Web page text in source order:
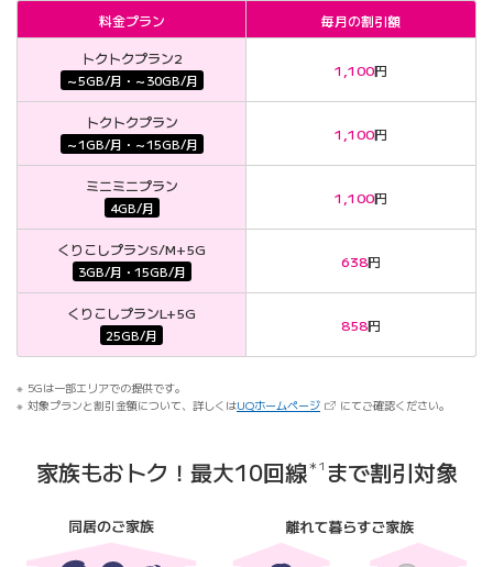
料金プラン
毎月の割引額
トクトクプラン2
～5GB/月・～30GB/月
1,100円
トクトクプラン
～1GB/月・～15GB/月
1,100円
ミニミニプラン
4GB/月
1,100円
くりこしプランS/M+5G
3GB/月・15GB/月
638円
くりこしプランL+5G
25GB/月
858円
5Gは一部エリアでの提供です。
対象プランと割引金額について、詳しくはUQホームページ（新しいタブで開きます）
にてご確認ください。
家族もおトク！ 最大10回線＊1 まで割引対象